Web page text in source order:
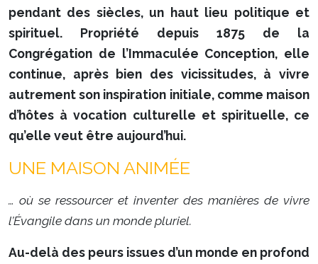
pendant des siècles, un haut lieu politique et
spirituel. Propriété depuis 1875 de la
Congrégation de l’Immaculée Conception, elle
continue, après bien des vicissitudes, à vivre
autrement son inspiration initiale, comme maison
d’hôtes à vocation culturelle et spirituelle, ce
qu’elle veut être aujourd’hui.
UNE MAISON ANIMÉE
… où se ressourcer et inventer des manières de vivre
l’Évangile dans un monde pluriel.
Au-delà des peurs issues d’un monde en profond